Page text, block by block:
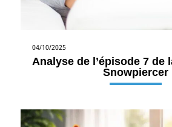
04/10/2025
Analyse de l’épisode 7 de
Snowpiercer